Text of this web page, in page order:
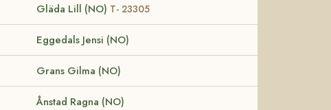
Gläda Lill (NO) T- 23305
Eggedals Jensi (NO)
Grans Gilma (NO)
Ånstad Ragna (NO)